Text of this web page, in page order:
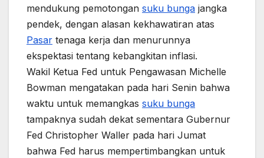
mendukung pemotongan suku bunga jangka
pendek, dengan alasan kekhawatiran atas
Pasar tenaga kerja dan menurunnya
ekspektasi tentang kebangkitan inflasi.
Wakil Ketua Fed untuk Pengawasan Michelle
Bowman mengatakan pada hari Senin bahwa
waktu untuk memangkas suku bunga
tampaknya sudah dekat sementara Gubernur
Fed Christopher Waller pada hari Jumat
bahwa Fed harus mempertimbangkan untuk